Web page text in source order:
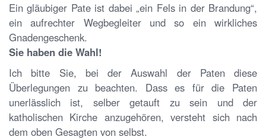
Ein gläubiger Pate ist dabei „ein Fels in der Brandung“,
ein aufrechter Wegbegleiter und so ein wirkliches
Gnadengeschenk.
Sie haben die Wahl!
Ich bitte Sie, bei der Auswahl der Paten diese
Überlegungen zu beachten. Dass es für die Paten
unerlässlich ist, selber getauft zu sein und der
katholischen Kirche anzugehören, versteht sich nach
dem oben Gesagten von selbst.